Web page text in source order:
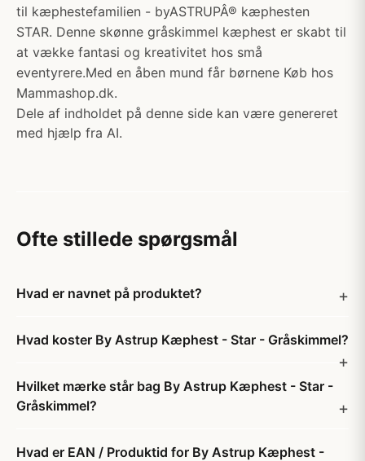
til kæphestefamilien - byASTRUPÂ® kæphesten
STAR. Denne skønne gråskimmel kæphest er skabt til
at vække fantasi og kreativitet hos små
eventyrere.Med en åben mund får børnene Køb hos
Mammashop.dk.
Dele af indholdet på denne side kan være genereret
med hjælp fra AI.
Ofte stillede spørgsmål
Hvad er navnet på produktet?
Hvad koster By Astrup Kæphest - Star - Gråskimmel?
Hvilket mærke står bag By Astrup Kæphest - Star -
Gråskimmel?
Hvad er EAN / Produktid for By Astrup Kæphest -